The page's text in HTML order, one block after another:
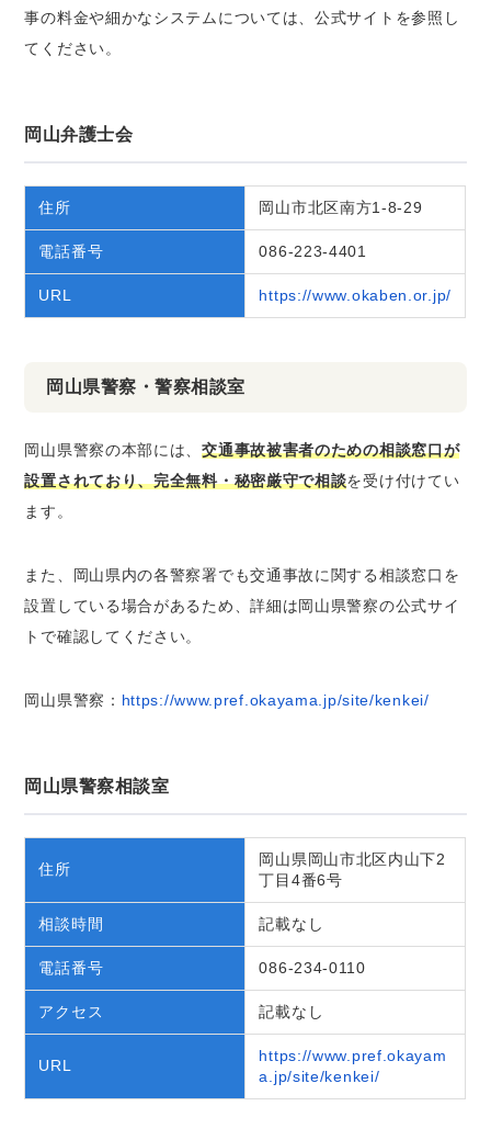
事の料金や細かなシステムについては、公式サイトを参照し
てください。
岡山弁護士会
住所 岡山市北区南方1-8-29
電話番号 086-223-4401
URL https://www.okaben.or.jp/
岡山県警察・警察相談室
岡山県警察の本部には、交通事故被害者のための相談窓口が
設置されており、完全無料・秘密厳守で相談を受け付けてい
ます。
また、岡山県内の各警察署でも交通事故に関する相談窓口を
設置している場合があるため、詳細は岡山県警察の公式サイ
トで確認してください。
岡山県警察： https://www.pref.okayama.jp/site/kenkei/
岡山県警察相談室
住所
岡山県岡山市北区内山下2
丁目4番6号
相談時間 記載なし
電話番号 086-234-0110
アクセス 記載なし
URL
https://www.pref.okayam
a.jp/site/kenkei/